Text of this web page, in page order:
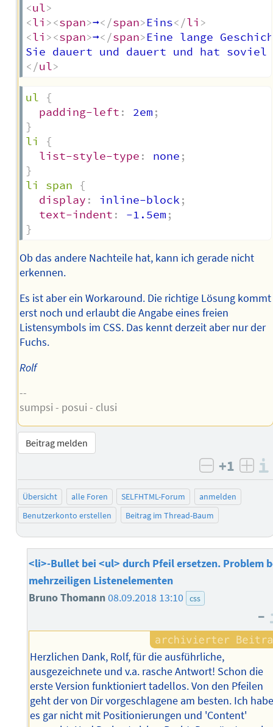
<ul>
<li ><span>➞</span>Eins</li >
<li ><span>➞</span>Eine lange
Sie dauert und dauert und hat
</ul>
ul
{
padding-left : 2em ;
}
li
{
list-style-type : none ;
}
li span
{
display : inline-block ;
text-indent : -1.5em ;
}
Ob das andere Nachteile hat, kann ich gerade nicht
erkennen.
Es ist aber ein Workaround. Die richtige Lösung kommt
erst noch und erlaubt die Angabe eines freien
Listensymbols im CSS. Das kennt derzeit aber nur der
Fuchs.
Rolf
--
sumpsi - posui - clusi
Beitrag melden
negativ
+1
Übersicht alle Foren SELFHTML-Forum
anmelden
Benutzerkonto erstellen
Beitrag im Thread-Baum
<li>-Bullet bei <ul> durch Pfeil ersetzen. Problem
mehrzeiligen Listenelementen
Bruno Thomann08.09.2018 13:10 css
–
Herzlichen Dank, Rolf, für die ausführliche,
ausgezeichnete und v.a. rasche Antwort! Schon die
erste Version funktioniert tadellos. Von den Pfeilen
geht der von Dir vorgeschlagene am besten. Ich
es gar nicht mit Positionierungen und 'Content'